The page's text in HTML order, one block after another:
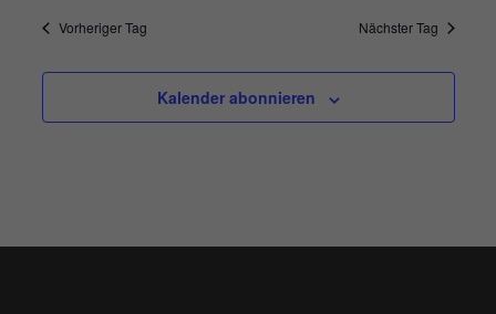
Vorheriger Tag Nächster Tag
Kalender abonnieren